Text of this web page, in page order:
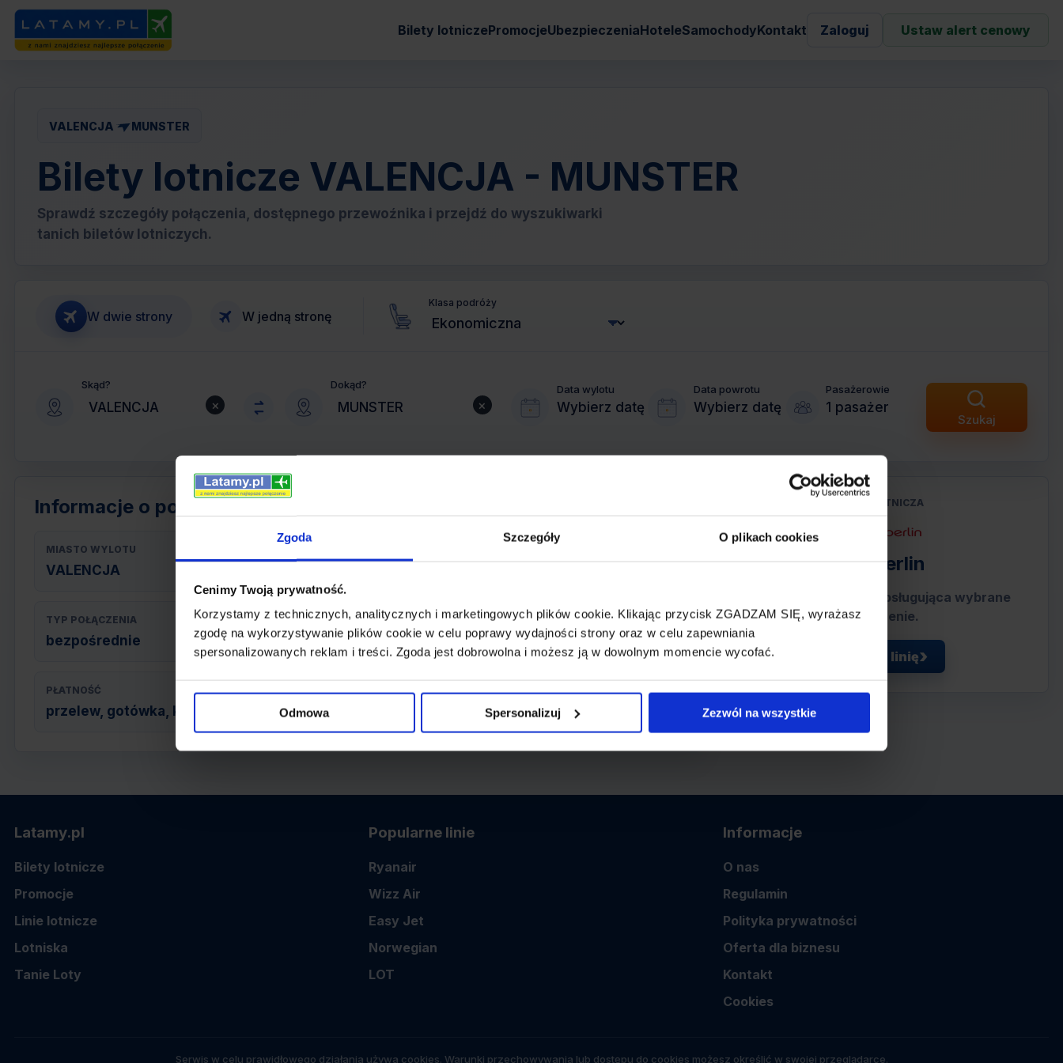
Zgoda Szczegóły O plikach cookies
Cenimy Twoją prywatność.
Korzystamy z technicznych, analitycznych i marketingowych plików cookie. Klikając przycisk ZGADZAM SIĘ, wyrażasz
zgodę na wykorzystywanie plików cookie w celu poprawy wydajności strony oraz w celu zapewniania
spersonalizowanych reklam i treści. Zgoda jest dobrowolna i możesz ją w dowolnym momencie wycofać.
Odmowa Spersonalizuj Zezwól na wszystkie
Bilety lotniczePromocjeUbezpieczeniaHoteleSamochodyKontakt Zaloguj Ustaw alert cenowy
VALENCJA MUNSTER
Bilety lotnicze VALENCJA - MUNSTER
Sprawdź szczegóły połączenia, dostępnego przewoźnika i przejdź do wyszukiwarki
tanich biletów lotniczych.
W dwie strony W jedną stronę
Klasa podróży
Skąd?
×
Dokąd?
×
Data wylotu
Wybierz datę
Data powrotu
Wybierz datę
Pasażerowie
1 pasażer
Szukaj
Informacje o połączeniu
MIASTO WYLOTU
VALENCJA
TYP POŁĄCZENIA
bezpośrednie
REZERWACJA
online lub telefoniczna
PŁATNOŚĆ
przelew, gotówka, karta
LINIA LOTNICZA
Air Berlin
Tania linia lotnicza obsługująca wybrane
połączenie.
Zobacz linię
Latamy.pl
Bilety lotnicze
Promocje
Linie lotnicze
Lotniska
Tanie Loty
Popularne linie
Ryanair
Wizz Air
Easy Jet
Norwegian
LOT
Informacje
O nas
Regulamin
Polityka prywatności
Oferta dla biznesu
Kontakt
Cookies
Serwis w celu prawidłowego działania używa cookies. Warunki przechowywania lub dostępu do cookies możesz określić w swojej przeglądarce.